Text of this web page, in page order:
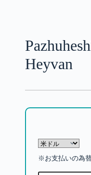
Heyvan
※お支払いの為